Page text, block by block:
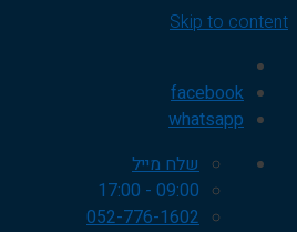
Skip to content
facebook
whatsapp
שלח מייל
09:00 - 17:00
052-776-1602